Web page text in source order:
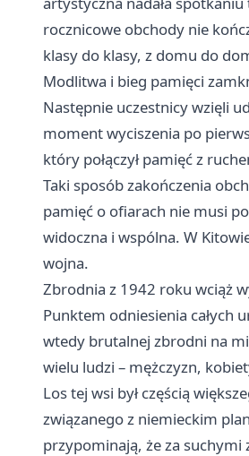
rocznicowe obchody nie
klasy do klasy, z domu do
Modlitwa i bieg pamięci
Następnie uczestnicy wzięli
moment wyciszenia po
który połączył pamięć z
Taki sposób zakończenia
pamięć o ofiarach nie musi
widoczna i wspólna. W
wojna.
Zbrodnia z 1942 roku wciąż
Punktem odniesienia całych
wtedy brutalnej zbrodni na
wielu ludzi – mężczyzn,
Los tej wsi był częścią
związanego z niemieckim
przypominają, że za